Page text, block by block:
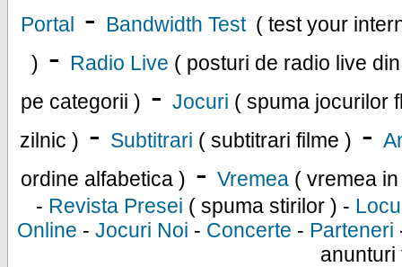
Portal - Bandwidth Test ( test your
) - Radio Live ( posturi de radio live
pe categorii ) - Jocuri ( spuma jocurilor
zilnic ) - Subtitrari ( subtitrari filme ) -
ordine alfabetica ) - Vremea ( vremea
- Revista Presei ( spuma stirilor ) -
Online - Jocuri Noi - Concerte - Parteneri
anunturi